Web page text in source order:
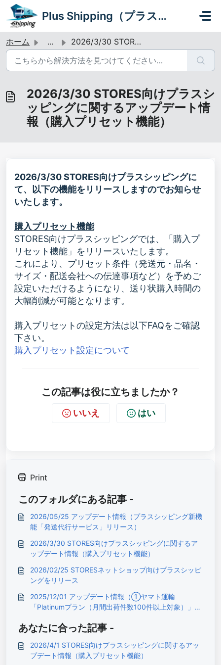
メインコンテンツに移動
Plus Shipping（プラスシッピング）
ホーム ... 2026/3/30 STORES向けプラスシッピングに関するアップデート情報（購入プリセット機能）
2026/3/30 STORES向けプラスシ
ッピングに関するアップデート情
報（購入プリセット機能）
2026/3/30STORES向けプラスシッピングに
て、以下の機能をリリースしますのでお知らせ
いたします。
購入プリセット機能
STORES向けプラスシッピングでは、「購入プ
リセット機能」をリリースいたします。
これにより、プリセット条件（発送元・品名・
サイズ・配送会社への伝達事項など）を予めご
設定いただけるようになり、送り状購入時間の
大幅削減が可能となります。
購入プリセットの設定方法は以下FAQをご確認
下さい。
購入プリセット設定について
この記事は役に立ちましたか？
いいえ はい
Print
このフォルダにある記事 -
2026/05/25 アップデート情報（プラスシッピング新機
能「発送代行サービス」リリース）
2026/3/30 STORES向けプラスシッピングに関するア
ップデート情報（購入プリセット機能）
2026/02/25 STORESネットショップ向けプラスシッピ
ングをリリース
2025/12/01 アップデート情報（①ヤマト運輸
「Platinumプラン（月間出荷件数100件以上対象）」新
あなたに合った記事 -
2026/4/1 STORES向けプラスシッピングに関するアッ
プデート情報（購入プリセット機能）